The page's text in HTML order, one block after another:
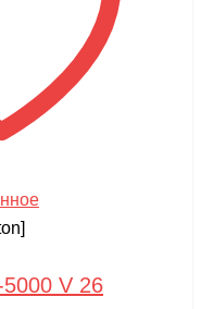
V 26